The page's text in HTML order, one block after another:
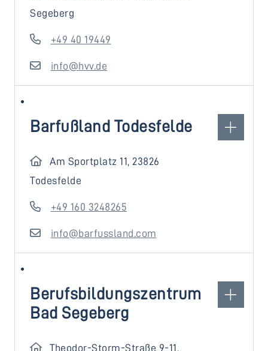
Segeberg
+49 40 19449
info@hvv.de
Barfußland Todesfelde
Am Sportplatz 11, 23826
Todesfelde
+49 160 3248265
info@barfussland.com
Berufsbildungszentrum
Bad Segeberg
Theodor-Storm-Straße 9-11,